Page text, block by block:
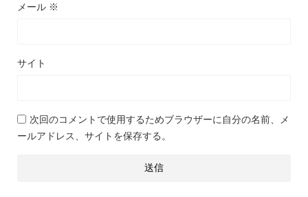
メール ※
サイト
次回のコメントで使用するためブラウザーに自分の名前、メ
ールアドレス、サイトを保存する。